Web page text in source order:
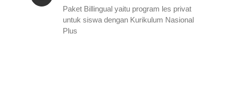
Paket Billingual yaitu program les privat
untuk siswa dengan Kurikulum Nasional
Plus